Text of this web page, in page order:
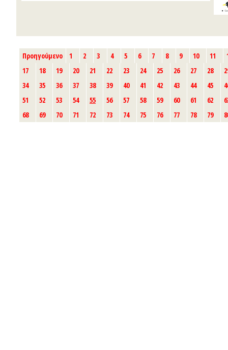
Προηγούμενο 1 2 3 4 5 6 7 8 9 10 11
17
18 19 20 21 22 23 24 25 26 27 28
34
35 36 37 38 39 40 41 42 43 44 45
51
52 53 54 55 56 57 58 59 60 61 62
68
69 70 71 72 73 74 75 76 77 78 79